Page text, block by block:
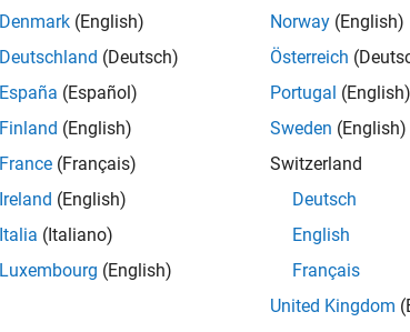
Denmark (English)
Deutschland (Deutsch)
España (Español)
Finland (English)
France (Français)
Ireland (English)
Italia (Italiano)
Luxembourg (English)
Norway (English)
Österreich
Portugal (English)
Sweden (English)
Switzerland
Deutsch
English
Français
United Kingdom